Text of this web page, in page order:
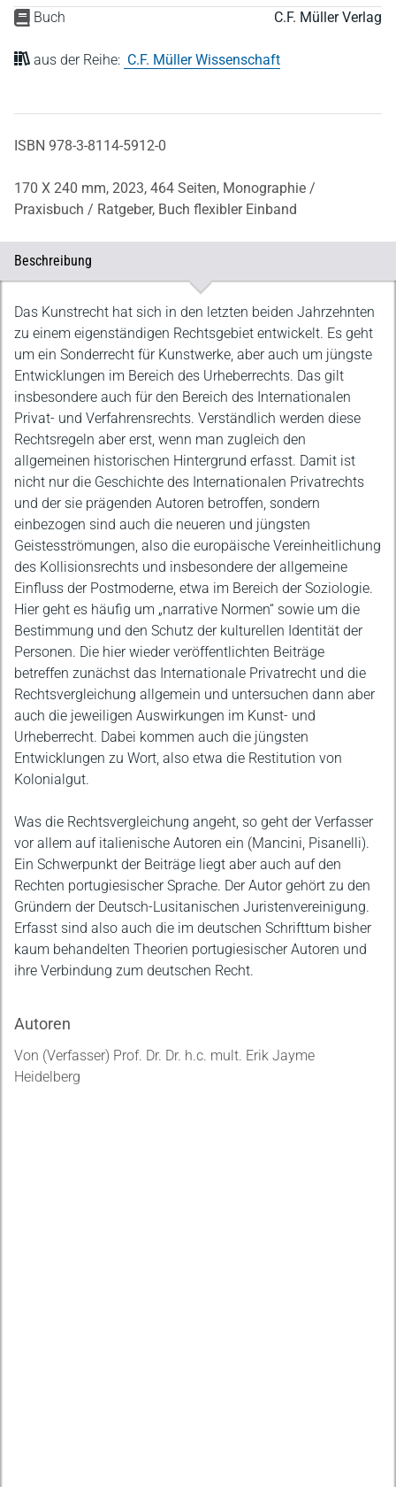
Buch C.F. Müller Verlag
aus der Reihe: C.F. Müller Wissenschaft
ISBN 978-3-8114-5912-0
170 X 240 mm, 2023, 464 Seiten, Monographie /
Praxisbuch / Ratgeber, Buch flexibler Einband
Beschreibung
Beschreibung
Das Kunstrecht hat sich in den letzten beiden Jahrzehnten
zu einem eigenständigen Rechtsgebiet entwickelt. Es geht
um ein Sonderrecht für Kunstwerke, aber auch um jüngste
Entwicklungen im Bereich des Urheberrechts. Das gilt
insbesondere auch für den Bereich des Internationalen
Privat- und Verfahrensrechts. Verständlich werden diese
Rechtsregeln aber erst, wenn man zugleich den
allgemeinen historischen Hintergrund erfasst. Damit ist
nicht nur die Geschichte des Internationalen Privatrechts
und der sie prägenden Autoren betroffen, sondern
einbezogen sind auch die neueren und jüngsten
Geistesströmungen, also die europäische Vereinheitlichung
des Kollisionsrechts und insbesondere der allgemeine
Einfluss der Postmoderne, etwa im Bereich der Soziologie.
Hier geht es häufig um „narrative Normen“ sowie um die
Bestimmung und den Schutz der kulturellen Identität der
Personen. Die hier wieder veröffentlichten Beiträge
betreffen zunächst das Internationale Privatrecht und die
Rechtsvergleichung allgemein und untersuchen dann aber
auch die jeweiligen Auswirkungen im Kunst- und
Urheberrecht. Dabei kommen auch die jüngsten
Entwicklungen zu Wort, also etwa die Restitution von
Kolonialgut.
Was die Rechtsvergleichung angeht, so geht der Verfasser
vor allem auf italienische Autoren ein (Mancini, Pisanelli).
Ein Schwerpunkt der Beiträge liegt aber auch auf den
Rechten portugiesischer Sprache. Der Autor gehört zu den
Gründern der Deutsch-Lusitanischen Juristenvereinigung.
Erfasst sind also auch die im deutschen Schrifttum bisher
kaum behandelten Theorien portugiesischer Autoren und
ihre Verbindung zum deutschen Recht.
Autoren
Von (Verfasser) Prof. Dr. Dr. h.c. mult. Erik Jayme
Heidelberg